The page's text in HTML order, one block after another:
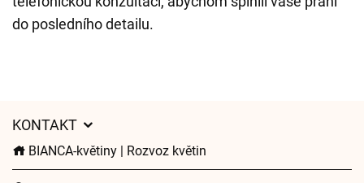
do posledního detailu.
KONTAKT
BIANCA-květiny | Rozvoz květin